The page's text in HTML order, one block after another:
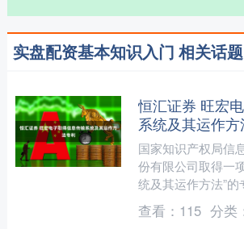
实盘配资基本知识入门 相关话题
恒汇证券 旺宏
系统及其运作
国家知识产权局信
份有限公司取得一
统及其运作方法”
CN115309677B，
月。 声明....
查看： 115 分类